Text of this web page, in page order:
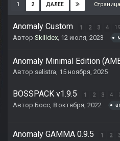
1 2 ДАЛЕЕ
Anomaly Custom 1 2 3 4
Автор Skilldex, 12 июля, 2023
Anomaly Minimal Edition
Автор selistra, 15 ноября, 2025
BOSSPACK v1.9.5 1 2 3 4
Автор Босс, 8 октября, 2022
Anomaly GAMMA 0.9.5 1 2